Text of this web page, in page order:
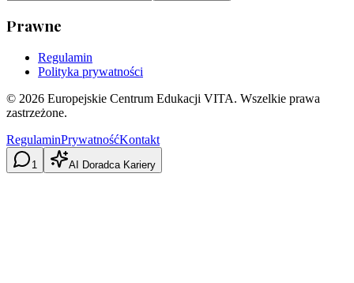
Prawne
Regulamin
Polityka prywatności
© 2026 Europejskie Centrum Edukacji VITA. Wszelkie prawa
zastrzeżone.
RegulaminPrywatnośćKontakt
1 AI Doradca Kariery